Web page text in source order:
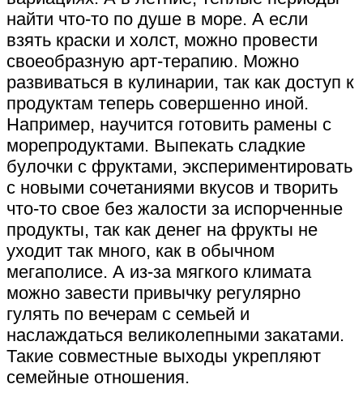
найти что-то по душе в море. А если
взять краски и холст, можно провести
своеобразную арт-терапию. Можно
развиваться в кулинарии, так как доступ к
продуктам теперь совершенно иной.
Например, научится готовить рамены с
морепродуктами. Выпекать сладкие
булочки с фруктами, экспериментировать
с новыми сочетаниями вкусов и творить
что-то свое без жалости за испорченные
продукты, так как денег на фрукты не
уходит так много, как в обычном
мегаполисе. А из-за мягкого климата
можно завести привычку регулярно
гулять по вечерам с семьей и
наслаждаться великолепными закатами.
Такие совместные выходы укрепляют
семейные отношения.